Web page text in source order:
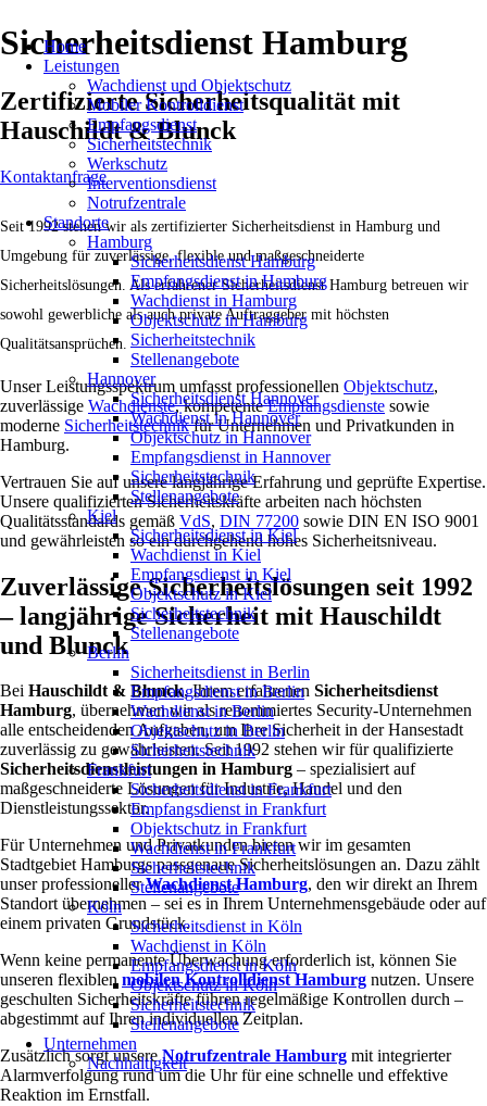
Home
Leistungen
Wachdienst und Objektschutz
Mobiler Kontrolldienst
Empfangsdienst
Sicherheitstechnik
Werkschutz
Interventionsdienst
Notrufzentrale
Standorte
Hamburg
Sicherheitsdienst Hamburg
Empfangsdienst in Hamburg
Wachdienst in Hamburg
Objektschutz in Hamburg
Sicherheitstechnik
Stellenangebote
Hannover
Sicherheitsdienst Hannover
Wachdienst in Hannover
Objektschutz in Hannover
Empfangsdienst in Hannover
Sicherheitstechnik
Stellenangebote
Kiel
Sicherheitsdienst in Kiel
Wachdienst in Kiel
Empfangsdienst in Kiel
Objektschutz in Kiel
Sicherheitstechnik
Stellenangebote
Berlin
Sicherheitsdienst in Berlin
Empfangsdienst in Berlin
Wachdienst in Berlin
Objektschutz in Berlin
Sicherheitstechnik
Frankfurt
Sicherheitsdienst in Frankfurt
Empfangsdienst in Frankfurt
Objektschutz in Frankfurt
Wachdienst in Frankfurt
Sicherheitstechnik
Stellenangebote
Köln
Sicherheitsdienst in Köln
Wachdienst in Köln
Empfangsdienst in Köln
Objektschutz in Köln
Sicherheitstechnik
Stellenangebote
Unternehmen
Nachhaltigkeit
Sicherheitsdienst Hamburg
Zertifizierte Sicherheitsqualität mit
Hauschildt & Blunck
Kontaktanfrage
Seit 1992 stehen wir als zertifizierter Sicherheitsdienst in Hamburg und
Umgebung für zuverlässige, flexible und maßgeschneiderte
Sicherheitslösungen. Als erfahrener Sicherheitsdienst Hamburg betreuen wir
sowohl gewerbliche als auch private Auftraggeber mit höchsten
Qualitätsansprüchen.
Unser Leistungsspektrum umfasst professionellen Objektschutz,
zuverlässige Wachdienste, kompetenteEmpfangsdienste sowie
moderne Sicherheitstechnikfür Unternehmen und Privatkunden in
Hamburg.
Vertrauen Sie auf unsere langjährige Erfahrung und geprüfte Expertise.
Unsere qualifizierten Sicherheitskräfte arbeiten nach höchsten
Qualitätsstandards gemäß VdS, DIN 77200 sowie DIN EN ISO 9001
und gewährleisten so ein durchgehend hohes Sicherheitsniveau.
Zuverlässige Sicherheitslösungen seit 1992
– langjährige Sicherheit mit Hauschildt
und Blunck
Bei Hauschildt & Blunck, Ihrem erfahrenen Sicherheitsdienst
Hamburg, übernehmen wir als renommiertes Security-Unternehmen
alle entscheidenden Aufgaben, um Ihre Sicherheit in der Hansestadt
zuverlässig zu gewährleisten. Seit 1992 stehen wir für qualifizierte
Sicherheitsdienstleistungen in Hamburg – spezialisiert auf
maßgeschneiderte Lösungen für Industrie, Handel und den
Dienstleistungssektor.
Für Unternehmen und Privatkunden bieten wir im gesamten
Stadtgebiet Hamburgs passgenaue Sicherheitslösungen an. Dazu zählt
unser professionellerWachdienst Hamburg, den wir direkt an Ihrem
Standort übernehmen – sei es in Ihrem Unternehmensgebäude oder auf
einem privaten Grundstück.
Wenn keine permanente Überwachung erforderlich ist, können Sie
unseren flexiblenmobilen Kontrolldienst Hamburg nutzen. Unsere
geschulten Sicherheitskräfte führen regelmäßige Kontrollen durch –
abgestimmt auf Ihren individuellen Zeitplan.
Zusätzlich sorgt unsereNotrufzentrale Hamburg mit integrierter
Alarmverfolgung rund um die Uhr für eine schnelle und effektive
Reaktion im Ernstfall.